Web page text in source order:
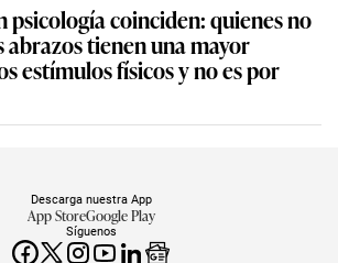
psicología coinciden: quienes no
tienen una mayor
estímulos físicos y no es por
Síguenos
Descarga nuestra App
App StoreGoogle Play